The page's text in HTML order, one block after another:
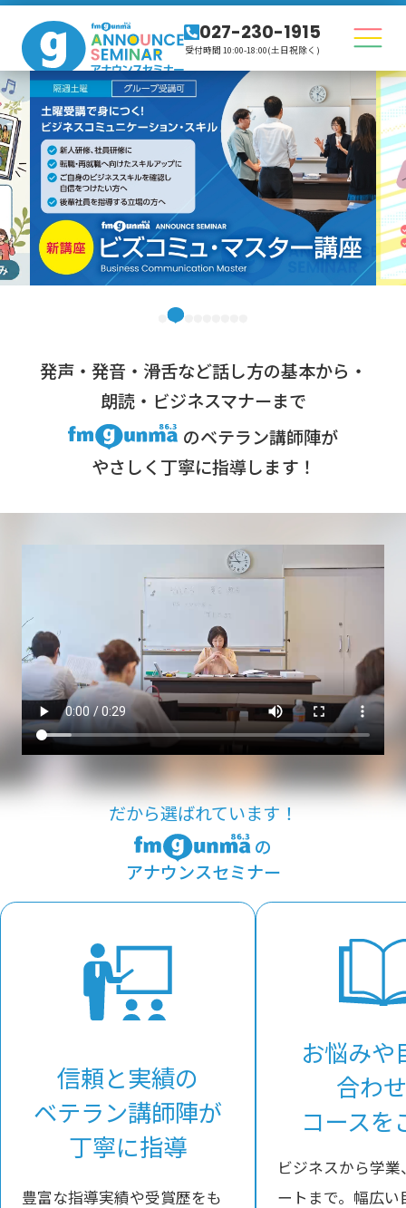
027-230-1915
受付時間 10:00-18:00(土日祝除く)
発声・発音・滑舌など話し方の基本から・
朗読・ビジネスマナーまで
のベテラン講師陣が
やさしく丁寧に指導します！
だから選ばれています！
の
アナウンスセミナー
信頼と実績の
ベテラン講師陣が
丁寧に指導
豊富な指導実績や受賞歴をも
お悩みや
合わ
コースを
ビジネスから学
ートまで。幅広い